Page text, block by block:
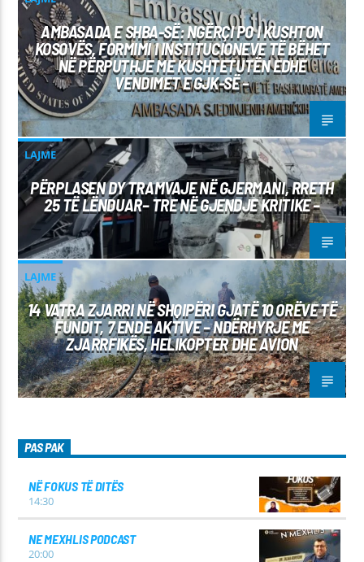
AMBASADA E SHBA-SË: NGËRÇI PO I KUSHTON
KOSOVËS, FORMIMI I INSTITUCIONEVE TË BËHET
NË PËRPUTHJE ME KUSHTETUTËN EDHE
VENDIMET E GJK-SË –
LAJME
PËRPLASEN DY TRAMVAJE NË GJERMANI, RRETH
25 TË LËNDUAR– TRE NË GJENDJE KRITIKE –
LAJME
14 VATRA ZJARRI NË SHQIPËRI GJATË 10 ORËVE TË
FUNDIT, 7 ENDE AKTIVE – NDËRHYRJE ME
ZJARRFIKËS, HELIKOPTER DHE AVION
PAS PAK
NË FOKUS TË DITËS
14:30
NE MEXHLIS PODCAST
20:00